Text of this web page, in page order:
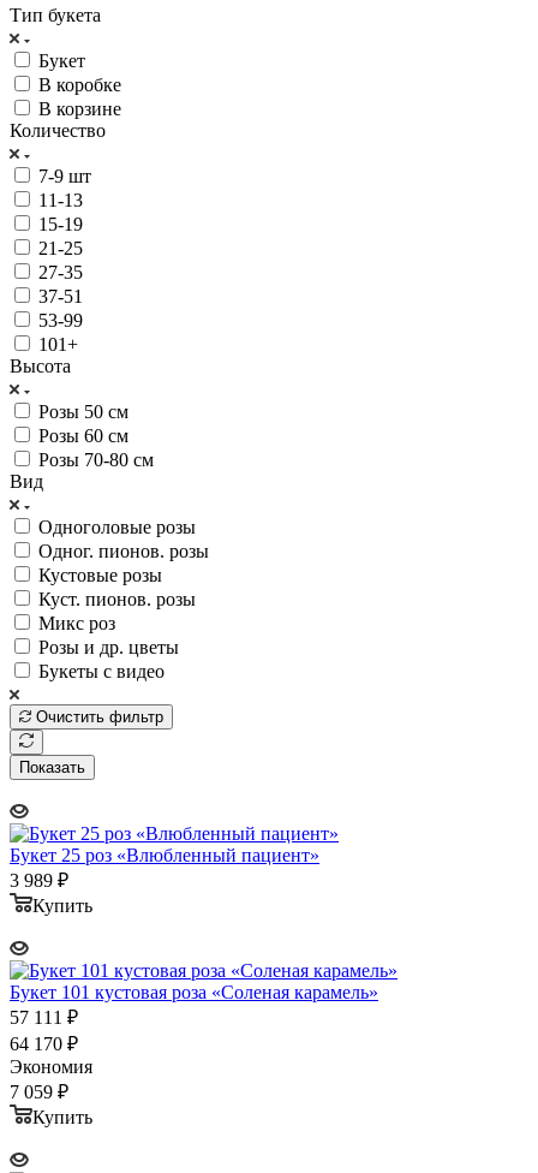
Тип букета
Букет
В коробке
В корзине
Количество
7-9 шт
11-13
15-19
21-25
27-35
37-51
53-99
101+
Высота
Розы 50 см
Розы 60 см
Розы 70-80 см
Вид
Одноголовые розы
Одног. пионов. розы
Кустовые розы
Куст. пионов. розы
Микс роз
Розы и др. цветы
Букеты с видео
Очистить фильтр
Показать
Букет 25 роз «Влюбленный пациент»
3 989 ₽
Купить
Букет 101 кустовая роза «Соленая карамель»
57 111 ₽
64 170 ₽
Экономия
7 059 ₽
Купить